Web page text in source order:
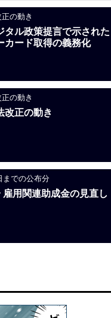
の動き
タル政策提言で示された
カード取得の義務化
の動き
改正の動き
までの公布分
用関連助成金の見直し